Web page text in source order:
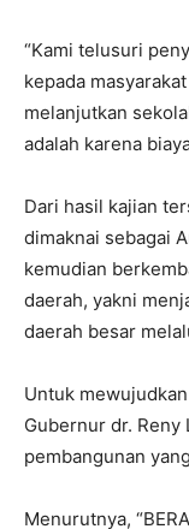
“Kami telusuri
kepada
melanjutkan
adalah karena
Dari hasil kajian
dimaknai sebagai
kemudian
daerah, yakni
daerah besar
Untuk
Gubernur dr.
pembangunan
Menurutnya,